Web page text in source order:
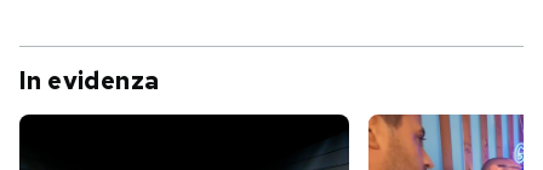
In evidenza